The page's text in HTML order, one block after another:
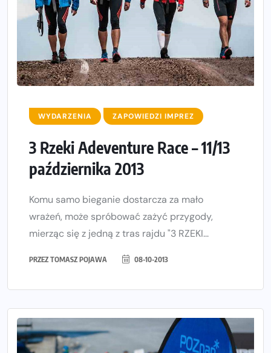
WYDARZENIA ZAPOWIEDZI IMPREZ
3 Rzeki Adeventure Race – 11/13
października 2013
Komu samo bieganie dostarcza za mało
wrażeń, może spróbować zażyć przygody,
mierząc się z jedną z tras rajdu "3 RZEKI...
PRZEZ TOMASZ POJAWA 08-10-2013